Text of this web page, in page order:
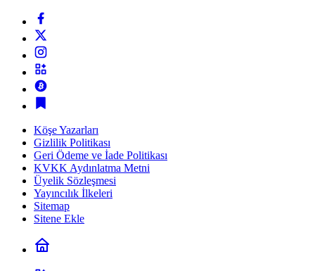
Köşe Yazarları
Gizlilik Politikası
Geri Ödeme ve İade Politikası
KVKK Aydınlatma Metni
Üyelik Sözleşmesi
Yayıncılık İlkeleri
Sitemap
Sitene Ekle